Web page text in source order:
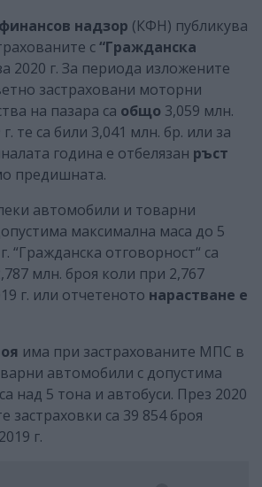
надзор (КФН) публикува
с“Гражданска
2020 г. За периода изложените
застраховани моторни
на пазара са общо 3,059 млн.
те са били 3,041 млн. бр. или за
година е отбелязан ръст
предишната.
автомобили и товарни
максимална маса до 5
“Гражданска отговорност“ са
млн. броя коли при 2,767
г. или отчетеното нарастване е
има при застрахованите МПС в
автомобили с допустима
над 5 тона и автобуси. През 2020
застраховки са 39 854 броя
г.